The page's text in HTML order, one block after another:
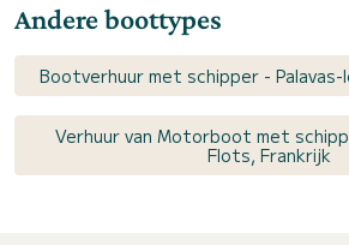
Andere boottypes
Bootverhuur met schipper -
Verhuur van Motorboot met
Flots, Frankrijk